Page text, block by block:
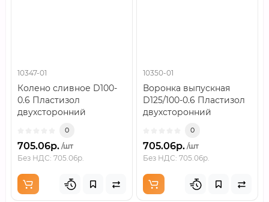
10347-01
Колено сливное D100-
0.6 Пластизол
двухсторонний
0
705.06р. /шт
Без НДС: 705.06р.
10350-01
Воронка выпускная
D125/100-0.6 Пластизол
двухсторонний
0
705.06р. /шт
Без НДС: 705.06р.